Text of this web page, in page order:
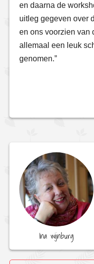
en daarna de
uitleg gegeven over
en ons voorzien van
allemaal een leuk
genomen.”
Ina wijnburg